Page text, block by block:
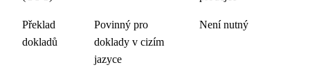
Překlad
dokladů
Povinný pro
doklady v cizím
jazyce
Není nutný